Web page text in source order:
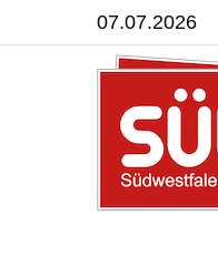
07.07.2026